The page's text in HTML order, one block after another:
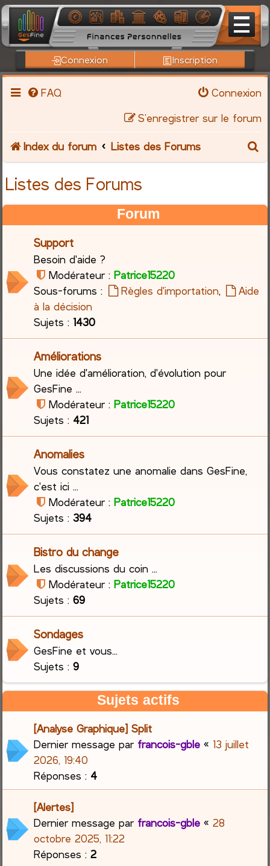
Connexion Inscription
FAQ
Connexion
S’enregistrer sur le forum
Index du forum Listes des Forums
Listes des Forums
Forum
Support
Besoin d'aide ?
Modérateur : Patrice15220
Sous-forums :
Règles d'importation,
Aide
à la décision
Sujets :1430
Améliorations
Une idée d'amélioration, d'évolution pour
GesFine ...
Modérateur : Patrice15220
Sujets : 421
Anomalies
Vous constatez une anomalie dans GesFine,
c'est ici ...
Modérateur : Patrice15220
Sujets :394
Bistro du change
Les discussions du coin ...
Modérateur : Patrice15220
Sujets :69
Sondages
GesFine et vous...
Sujets :9
Sujets actifs
[Analyse Graphique] Split
Dernier message par francois-gble « 13 juillet
2026, 19:40
Réponses : 4
[Alertes]
Dernier message par francois-gble «28
octobre 2025, 11:22
Réponses :2